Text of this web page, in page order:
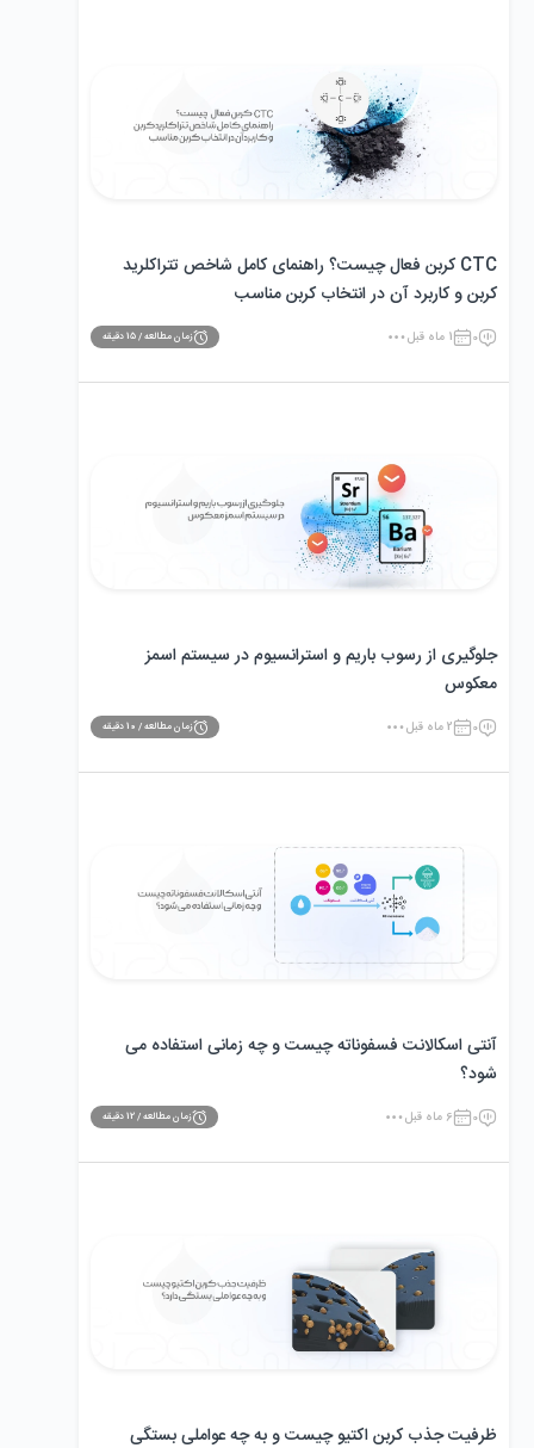
CTC کربن فعال چیست؟ راهنمای کامل شاخص تتراکلرید
کربن و کاربرد آن در انتخاب کربن مناسب
0 1 ماه قبل زمان مطالعه /15دقیقه
جلوگیری از رسوب باریم و استرانسیوم در سیستم اسمز
معکوس
0 2 ماه قبل زمان مطالعه / 10دقیقه
آنتی‌ اسکالانت فسفوناته چیست و چه زمانی استفاده می
‌شود؟
0 6 ماه قبل زمان مطالعه /12دقیقه
ظرفیت جذب کربن اکتیو چیست و به چه عواملی بستگی